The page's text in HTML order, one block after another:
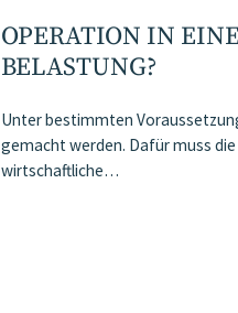
OPERATION IN
ELASTUNG?
Unter bestimmten
gemacht werden. Dafür muss
wirtschaftliche…